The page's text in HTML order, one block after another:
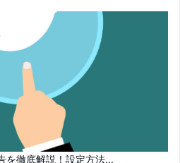
を徹底解説！設定方法...